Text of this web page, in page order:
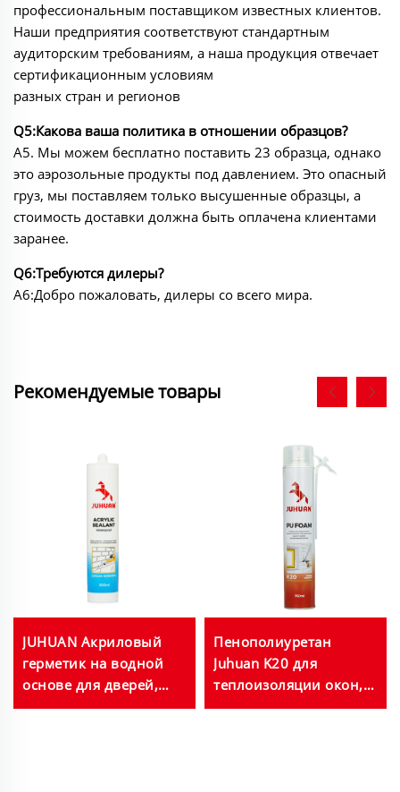
профессиональным поставщиком известных клиентов.
Наши предприятия соответствуют стандартным
аудиторским требованиям, а наша продукция отвечает
сертификационным условиям
разных стран и регионов
Q5:Какова ваша политика в отношении образцов?
A5. Мы можем бесплатно поставить 23 образца, однако
это аэрозольные продукты под давлением. Это опасный
груз, мы поставляем только высушенные образцы, а
стоимость доставки должна быть оплачена клиентами
заранее.
Q6:Требуются дилеры?
A6:Добро пожаловать, дилеры со всего мира.
Рекомендуемые товары
JUHUAN Акриловый
герметик на водной
основе для дверей,
окон, ванных комнат,
Пенополиуретан
Juhuan K20 для
теплоизоляции окон,
дверей, труб и